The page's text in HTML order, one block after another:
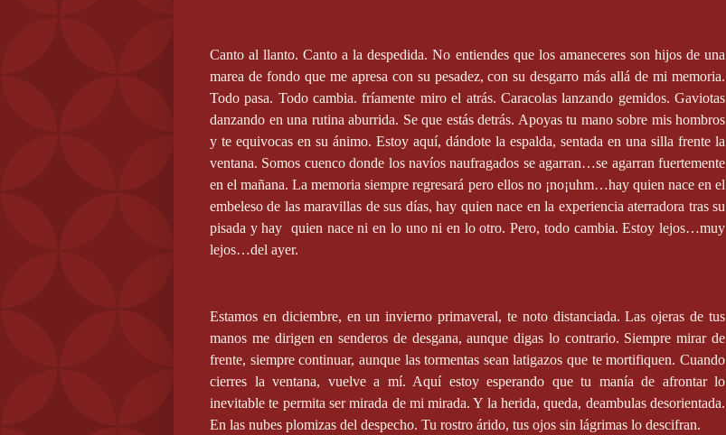
Canto al llanto. Canto a la despedida. No entiendes que los amaneceres son hijos de una
marea de fondo que me apresa con su pesadez, con su desgarro más allá de mi memoria.
Todo pasa. Todo cambia. fríamente miro el atrás. Caracolas lanzando gemidos. Gaviotas
danzando en una rutina aburrida. Se que estás detrás. Apoyas tu mano sobre mis hombros
y te equivocas en su ánimo. Estoy aquí, dándote la espalda, sentada en una silla frente la
ventana. Somos cuenco donde los navíos naufragados se agarran…se agarran fuertemente
en el mañana. La memoria siempre regresará pero ellos no ¡no¡uhm…hay quien nace en el
embeleso de las maravillas de sus días, hay quien nace en la experiencia aterradora tras su
pisada y hay quien nace ni en lo uno ni en lo otro. Pero, todo cambia. Estoy lejos…muy
lejos…del ayer.
Estamos en diciembre, en un invierno primaveral, te noto distanciada. Las ojeras de tus
manos me dirigen en senderos de desgana, aunque digas lo contrario. Siempre mirar de
frente, siempre continuar, aunque las tormentas sean latigazos que te mortifiquen. Cuando
cierres la ventana, vuelve a mí. Aquí estoy esperando que tu manía de afrontar lo
inevitable te permita ser mirada de mi mirada. Y la herida, queda, deambulas desorientada.
En las nubes plomizas del despecho. Tu rostro árido, tus ojos sin lágrimas lo descifran.